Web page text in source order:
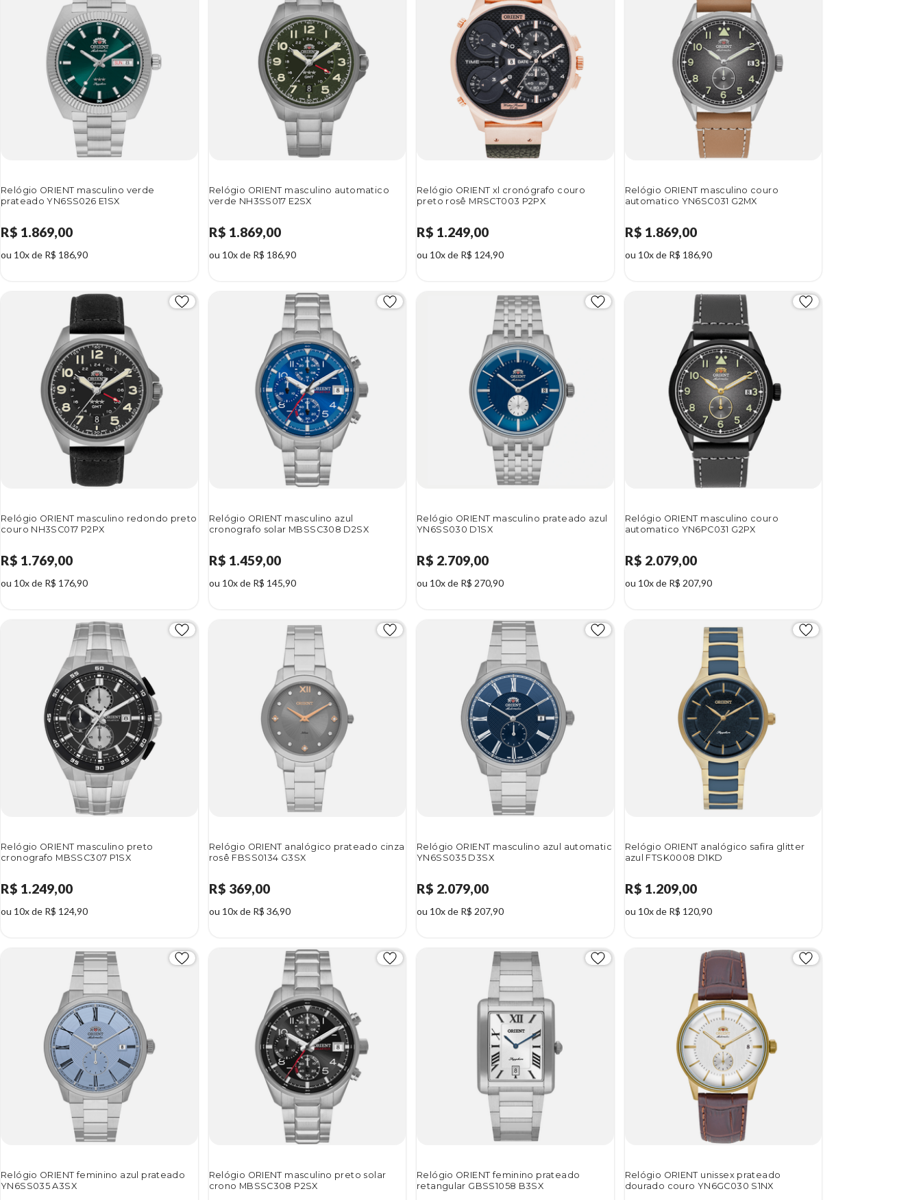
Relógio ORIENT masculino verde
prateado YN6SS026 E1SX
R$ 1.869,00
ou 10x de R$ 186,90
Relógio ORIENT masculino automatico
verde NH3SS017 E2SX
R$ 1.869,00
ou 10x de R$ 186,90
Relógio ORIENT xl cronógrafo couro
preto rosê MRSCT003 P2PX
R$ 1.249,00
ou 10x de R$ 124,90
Relógio ORIENT masculino couro
automatico YN6SC031 G2MX
R$ 1.869,00
ou 10x de R$ 186,90
Relógio ORIENT masculino redondo preto
couro NH3SC017 P2PX
R$ 1.769,00
ou 10x de R$ 176,90
Relógio ORIENT masculino azul
cronografo solar MBSSC308 D2SX
R$ 1.459,00
ou 10x de R$ 145,90
Relógio ORIENT masculino prateado azul
YN6SS030 D1SX
R$ 2.709,00
ou 10x de R$ 270,90
Relógio ORIENT masculino couro
automatico YN6PC031 G2PX
R$ 2.079,00
ou 10x de R$ 207,90
Relógio ORIENT masculino preto
cronografo MBSSC307 P1SX
R$ 1.249,00
ou 10x de R$ 124,90
Relógio ORIENT analógico prateado cinza
rosê FBSS0134 G3SX
R$ 369,00
ou 10x de R$ 36,90
Relógio ORIENT masculino azul automatic
YN6SS035 D3SX
R$ 2.079,00
ou 10x de R$ 207,90
Relógio ORIENT analógico safira glitter
azul FTSK0008 D1KD
R$ 1.209,00
ou 10x de R$ 120,90
Relógio ORIENT feminino azul prateado
YN6SS035 A3SX
Relógio ORIENT masculino preto solar
crono MBSSC308 P2SX
Relógio ORIENT feminino prateado
retangular GBSS1058 B3SX
Relógio ORIENT unissex prateado
dourado couro YN6GC030 S1NX